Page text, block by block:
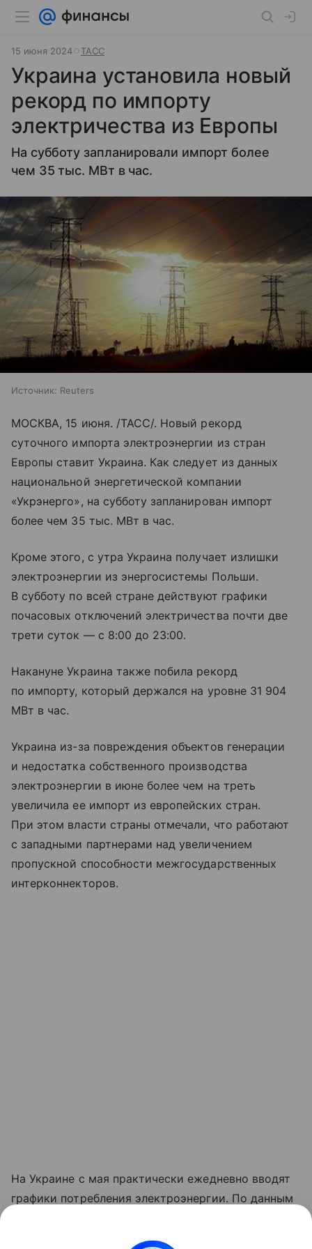
15 июня 2024 ТАСС
Украина установила новый
рекорд по импорту
электричества из Европы
На субботу запланировали импорт более
чем 35 тыс. МВт в час.
Источник: Reuters
МОСКВА, 15 июня. /ТАСС/. Новый рекорд
суточного импорта электроэнергии из стран
Европы ставит Украина. Как следует из данных
национальной энергетической компании
«Укрэнерго», на субботу запланирован импорт
более чем 35 тыс. МВт в час.
Кроме этого, с утра Украина получает излишки
электроэнергии из энергосистемы Польши.
В субботу по всей стране действуют графики
почасовых отключений электричества почти две
трети суток — с 8:00 до 23:00.
Накануне Украина также побила рекорд
по импорту, который держался на уровне 31 904
МВт в час.
Украина из-за повреждения объектов генерации
и недостатка собственного производства
электроэнергии в июне более чем на треть
увеличила ее импорт из европейских стран.
При этом власти страны отмечали, что работают
с западными партнерами над увеличением
пропускной способности межгосударственных
интерконнекторов.
На Украине с мая практически ежедневно вводят
графики потребления электроэнергии. По данным
мощностей генерации. Уничтожены порядка 80%